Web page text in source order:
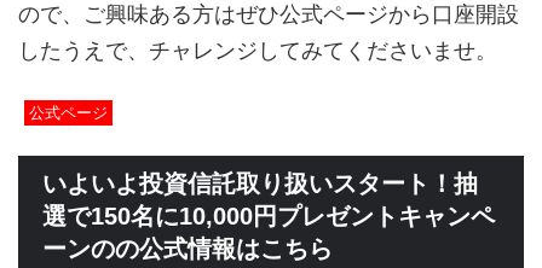
ので、ご興味ある方はぜひ公式ページから口座開設
したうえで、チャレンジしてみてくださいませ。
公式ページ
いよいよ投資信託取り扱いスタート！抽
選で150名に10,000円プレゼントキャンペ
ーンのの公式情報はこちら